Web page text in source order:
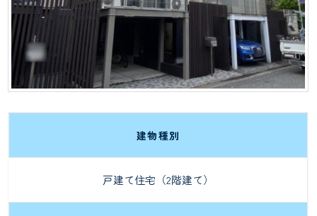
建物種別
戸建て住宅（2階建て）